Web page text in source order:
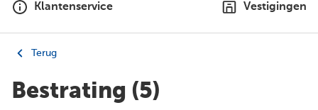
Klantenservice Vestigingen
Terug
Bestrating (5)